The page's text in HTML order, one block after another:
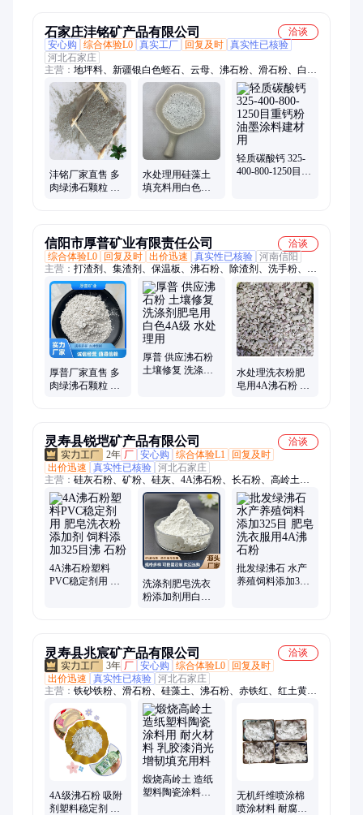
石家庄沣铭矿产品有限公司
洽谈
安心购
综合体验L0 真实工厂 回复及时 真实性已核验
河北石家庄
主营： 地坪料、新疆银白色蛭石、云母、沸石粉、滑石粉、白炭
黑、硅藻土、贝壳粉、玻璃粉、陶瓷砂、木粉、高岭土、重钙、
轻钙、玻璃砂、玻璃微珠、活性白土、铁砂、珍珠岩、重晶石、
膨润土、防火涂料、海泡石、硅灰、炭黑、营养土
沣铭厂家直售 多
肉绿沸石颗粒 洗
水处理用硅藻土
填充料用白色硅
轻质碳酸钙 325-
400-800-1250目重
信阳市厚普矿业有限责任公司
洽谈
综合体验L0
回复及时 出价迅速 真实性已核验 河南信阳
主营： 打渣剂、集渣剂、保温板、沸石粉、除渣剂、洗手粉、膨
润土、珠光砂、珍珠岩、清渣剂、厚普矿业、铸铁铸钢、饲料沸
石、沸石颗粒、水泥膨胀、保温颗粒、建筑保温、基质土营养土
厚普厂家直售 多
肉绿沸石颗粒 洗
厚普 供应沸石粉
土壤修复 洗涤剂
水处理洗衣粉肥
皂用4A沸石粉 饲-
灵寿县锐垲矿产品有限公司
洽谈
2年 厂 安心购 综合体验L1
回复及时
出价迅速
真实性已核验 河北石家庄
主营： 硅灰石粉、矿粉、硅灰、4A沸石粉、长石粉、高岭土、
玻璃粉、膨润土、玻璃鳞片、萤石粉
4A沸石粉塑料
PVC稳定剂用 肥
洗涤剂肥皂洗衣
粉添加剂用白色4a
批发绿沸石 水产
养殖饲料添加325
灵寿县兆宸矿产品有限公司
洽谈
3年 厂 安心购 综合体验L0
回复及时
出价迅速
真实性已核验 河北石家庄
主营： 铁砂铁粉、滑石粉、硅藻土、沸石粉、赤铁红、红土黄
土、木粉、重钙、轻钙、磁粉、膨润土、锰砂、硅灰、活性白
土、石英粉、萤石粉、重晶石粉、高岭土、莫来砂、珍珠岩粉、
粉煤灰、白水泥、远红外粉
4A级沸石粉 吸附
剂塑料稳定剂 透
煅烧高岭土 造纸
塑料陶瓷涂料用
无机纤维喷涂棉
喷涂材料 耐腐蚀